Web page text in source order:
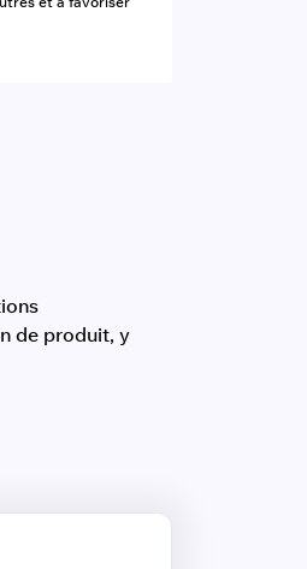
de produit, y